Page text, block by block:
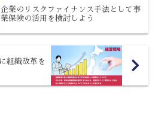
企業のリスクファイナンス手法として事
業保険の活用を検討しよう
組織改革を